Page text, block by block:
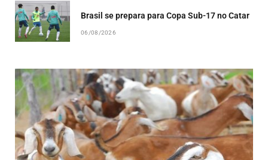
Brasil se prepara para Copa Sub-17 no Catar
06/08/2026